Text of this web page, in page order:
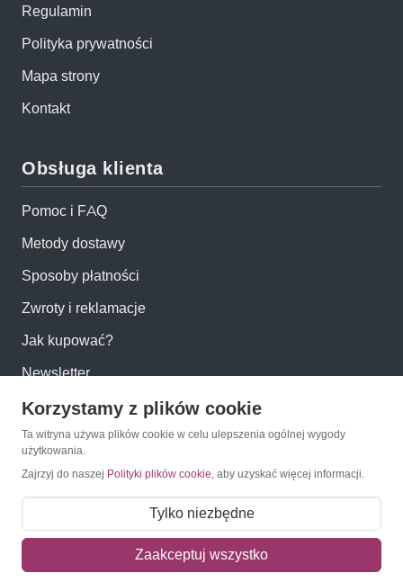
Regulamin
Polityka prywatności
Mapa strony
Kontakt
Obsługa klienta
Pomoc i FAQ
Metody dostawy
Sposoby płatności
Zwroty i reklamacje
Jak kupować?
Newsletter
Konto
Moje konto
Mój koszyk
Adres dostawy
Korzystamy z plików cookie
Ta witryna używa plików cookie w celu ulepszenia ogólnej wygody
użytkowania.
Zajrzyj do naszej Polityki plików cookie, aby uzyskać więcej informacji.
Tylko niezbędne
Zaakceptuj wszystko